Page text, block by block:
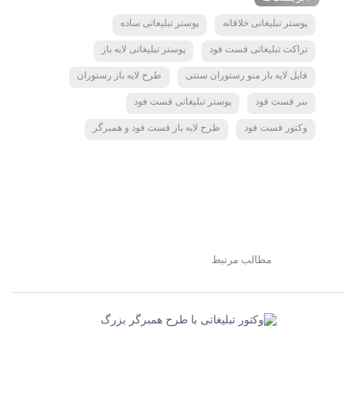
پوستر تبلیغاتی خلاقانه پوستر تبلیغاتی ساده
تراکت تبلیغاتی فست فود پوستر تبلیغاتی لایه باز
فایل لایه باز منو رستوران سنتی طرح لایه باز رستوران
بنر فست فود پوستر تبلیغاتی فست فود
وکتور فست فود طرح لایه باز فست فود و همبرگر
مطالب مرتبط